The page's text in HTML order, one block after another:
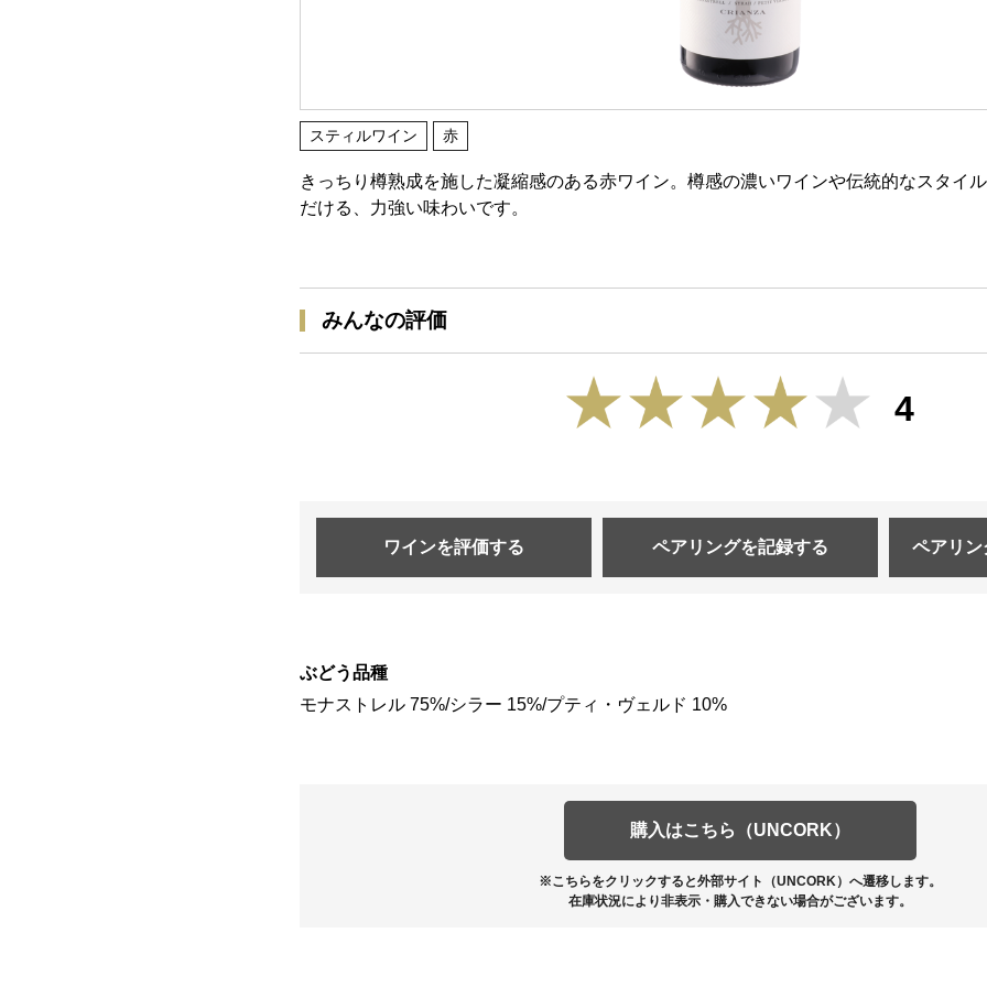
スティルワイン 赤
きっちり樽熟成を施した凝縮感のある赤ワイン。樽感の濃いワインや伝統的なスタイ
だける、力強い味わいです。
みんなの評価
4
ワインを評価する ペアリングを記録する ペアリン
ぶどう品種
モナストレル 75%/シラー 15%/プティ・ヴェルド 10%
購入はこちら（UNCORK）
※こちらをクリックすると外部サイト（UNCORK）へ遷移します。
在庫状況により非表示・購入できない場合がございます。